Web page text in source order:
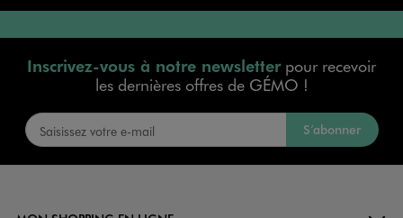
Inscrivez-vous à notre newsletterpour recevoir
les dernières offres de GÉMO !
S’abonner